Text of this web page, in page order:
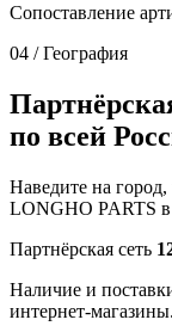
Сопоставление
04 / География
по всей
Наведите на
LONGHO PARTS в
Партнёрская сеть
Наличие и
интернет-магазины.